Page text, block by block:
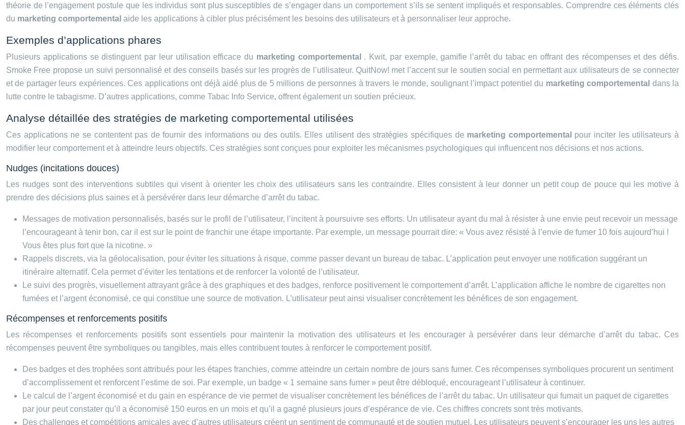
théorie de l’engagement postule que les individus sont plus susceptibles de s’engager dans un comportement s’ils se sentent impliqués et responsables. Comprendre ces éléments clés
du marketing comportemental aide les applications à cibler plus précisément les besoins des utilisateurs et à personnaliser leur approche.
Exemples d’applications phares
Plusieurs applications se distinguent par leur utilisation efficace du marketing comportemental . Kwit, par exemple, gamifie l’arrêt du tabac en offrant des récompenses et des défis.
Smoke Free propose un suivi personnalisé et des conseils basés sur les progrès de l’utilisateur. QuitNow! met l’accent sur le soutien social en permettant aux utilisateurs de se connecter
et de partager leurs expériences. Ces applications ont déjà aidé plus de 5 millions de personnes à travers le monde, soulignant l’impact potentiel du marketing comportemental dans la
lutte contre le tabagisme. D’autres applications, comme Tabac Info Service, offrent également un soutien précieux.
Analyse détaillée des stratégies de marketing comportemental utilisées
Ces applications ne se contentent pas de fournir des informations ou des outils. Elles utilisent des stratégies spécifiques de marketing comportemental pour inciter les utilisateurs à
modifier leur comportement et à atteindre leurs objectifs. Ces stratégies sont conçues pour exploiter les mécanismes psychologiques qui influencent nos décisions et nos actions.
Nudges (incitations douces)
Les nudges sont des interventions subtiles qui visent à orienter les choix des utilisateurs sans les contraindre. Elles consistent à leur donner un petit coup de pouce qui les motive à
prendre des décisions plus saines et à persévérer dans leur démarche d’arrêt du tabac.
Messages de motivation personnalisés, basés sur le profil de l’utilisateur, l’incitent à poursuivre ses efforts. Un utilisateur ayant du mal à résister à une envie peut recevoir un message
l’encourageant à tenir bon, car il est sur le point de franchir une étape importante. Par exemple, un message pourrait dire: « Vous avez résisté à l’envie de fumer 10 fois aujourd’hui !
Vous êtes plus fort que la nicotine. »
Rappels discrets, via la géolocalisation, pour éviter les situations à risque, comme passer devant un bureau de tabac. L’application peut envoyer une notification suggérant un
itinéraire alternatif. Cela permet d’éviter les tentations et de renforcer la volonté de l’utilisateur.
Le suivi des progrès, visuellement attrayant grâce à des graphiques et des badges, renforce positivement le comportement d’arrêt. L’application affiche le nombre de cigarettes non
fumées et l’argent économisé, ce qui constitue une source de motivation. L’utilisateur peut ainsi visualiser concrètement les bénéfices de son engagement.
Récompenses et renforcements positifs
Les récompenses et renforcements positifs sont essentiels pour maintenir la motivation des utilisateurs et les encourager à persévérer dans leur démarche d’arrêt du tabac. Ces
récompenses peuvent être symboliques ou tangibles, mais elles contribuent toutes à renforcer le comportement positif.
Des badges et des trophées sont attribués pour les étapes franchies, comme atteindre un certain nombre de jours sans fumer. Ces récompenses symboliques procurent un sentiment
d’accomplissement et renforcent l’estime de soi. Par exemple, un badge « 1 semaine sans fumer » peut être débloqué, encourageant l’utilisateur à continuer.
Le calcul de l’argent économisé et du gain en espérance de vie permet de visualiser concrètement les bénéfices de l’arrêt du tabac. Un utilisateur qui fumait un paquet de cigarettes
par jour peut constater qu’il a économisé 150 euros en un mois et qu’il a gagné plusieurs jours d’espérance de vie. Ces chiffres concrets sont très motivants.
Des challenges et compétitions amicales avec d’autres utilisateurs créent un sentiment de communauté et de soutien mutuel. Les utilisateurs peuvent s’encourager les uns les autres